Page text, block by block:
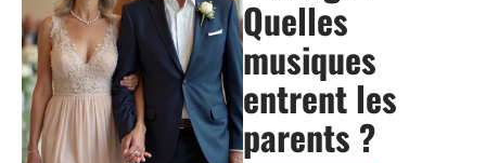
Quelles
musiques
entrent les
parents ?